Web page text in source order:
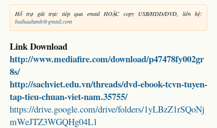
Hỗ trợ gửi trực tiếp qua email HOẶC copy USB/HDD/DVD, liên hệ:
buihuuhanh@gmail.com
Link Download
http://www.mediafire.com/download/p47478fy002gr
8s/
http://sachviet.edu.vn/threads/dvd-ebook-tcvn-tuyen-
tap-tieu-chuan-viet-nam.35755/
https://drive.google.com/drive/folders/1yLBzZ1rSQoNj
mWeJTZ3WGQHg04L1